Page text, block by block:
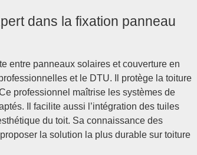
dans la fixation panneau
entre panneaux solaires et couverture en
et le DTU. Il protège la toiture
professionnel maîtrise les systèmes de
Il facilite aussi l’intégration des tuiles
du toit. Sa connaissance des
la solution la plus durable sur toiture